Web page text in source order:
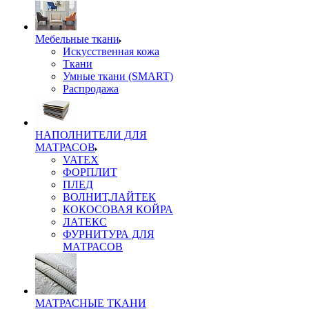
Мебельные ткани
Искусственная кожа
Ткани
Умные ткани (SMART)
Распродажа
НАПОЛНИТЕЛИ ДЛЯ
МАТРАСОВ
VATEX
ФОРПЛИТ
ПЛЕД
ВОЛНИТ,ЛАЙТЕК
КОКОСОВАЯ КОЙРА
ЛАТЕКС
ФУРНИТУРА ДЛЯ
МАТРАСОВ
МАТРАСНЫЕ ТКАНИ